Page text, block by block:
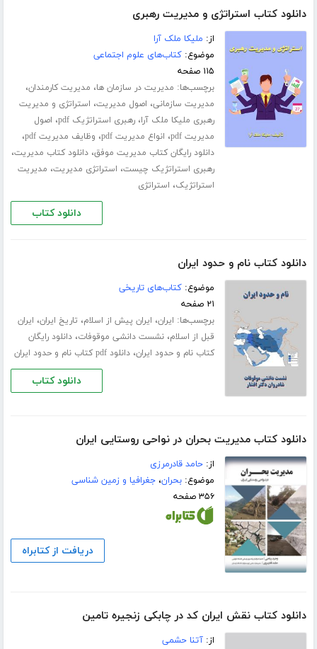
دانلود کتاب استراتژی و مدیریت رهبری
از: ملیکا ملک آرا
موضوع:کتاب‌های علوم اجتماعی
۱۱۵ صفحه
برچسب‌ها: مدیریت در سازمان ها، مدیریت کارمندان،
مدیریت سازمانی، اصول مدیریت، استراتژی و مدیریت
رهبری ملیکا ملک آرا،رهبری استراتژیک pdf ، اصول
مدیریت pdf
، انواع مدیریت pdf ، وظایف مدیریت pdf ،
دانلود رایگان کتاب مدیریت موفق،دانلود کتاب مدیریت،
رهبری استراتژیک چیست، استراتژی مدیریت، مدیریت
استراتژیک، استراتژی
دانلود کتاب
دانلود کتاب نام و حدود ایران
موضوع:کتاب‌های تاریخی
۲۱ صفحه
برچسب‌ها: ایران، ایران پیش از اسلام، تاریخ ایران، ایران
قبل از اسلام،نشست دانشی موقوفات،دانلود رایگان
کتاب نام و حدود ایران،دانلود pdf کتاب نام و حدود ایران
دانلود کتاب
دانلود کتاب مدیریت بحران در نواحی روستایی ایران
از:حامد قادرمرزی
موضوع:بحران،جغرافیا و زمین شناسی
۳۵۶ صفحه
دریافت از کتابراه
دانلود کتاب نقش ایران کد در چابکی زنجیره تامین
از:آتنا حشمی